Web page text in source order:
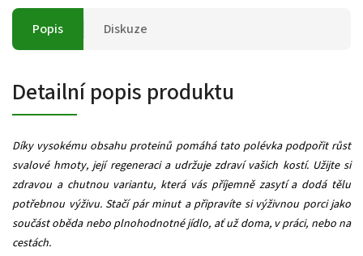
Popis Diskuze
Detailní popis produktu
Díky vysokému obsahu proteinů pomáhá tato polévka podpořit růst
svalové hmoty, její regeneraci a udržuje zdraví vašich kostí. Užijte si
zdravou a chutnou variantu, která vás příjemně zasytí a dodá tělu
potřebnou výživu. Stačí pár minut a připravíte si výživnou porci jako
součást oběda nebo plnohodnotné jídlo, ať už doma, v práci, nebo na
cestách.